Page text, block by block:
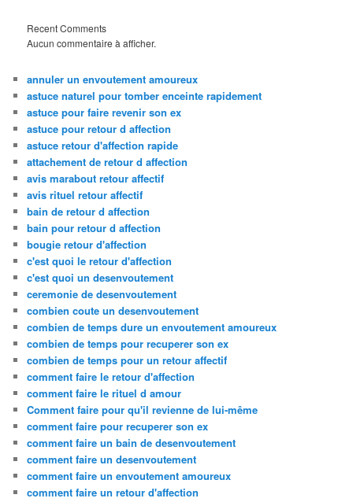
Recent Comments
Aucun commentaire à afficher.
annuler un envoutement amoureux
astuce naturel pour tomber enceinte rapidement
astuce pour faire revenir son ex
astuce pour retour d affection
astuce retour d'affection rapide
attachement de retour d affection
avis marabout retour affectif
avis rituel retour affectif
bain de retour d affection
bain pour retour d affection
bougie retour d'affection
c'est quoi le retour d'affection
c'est quoi un desenvoutement
ceremonie de desenvoutement
combien coute un desenvoutement
combien de temps dure un envoutement amoureux
combien de temps pour recuperer son ex
combien de temps pour un retour affectif
comment faire le retour d'affection
comment faire le rituel d amour
Comment faire pour qu'il revienne de lui-même
comment faire pour recuperer son ex
comment faire un bain de desenvoutement
comment faire un desenvoutement
comment faire un envoutement amoureux
comment faire un retour d'affection